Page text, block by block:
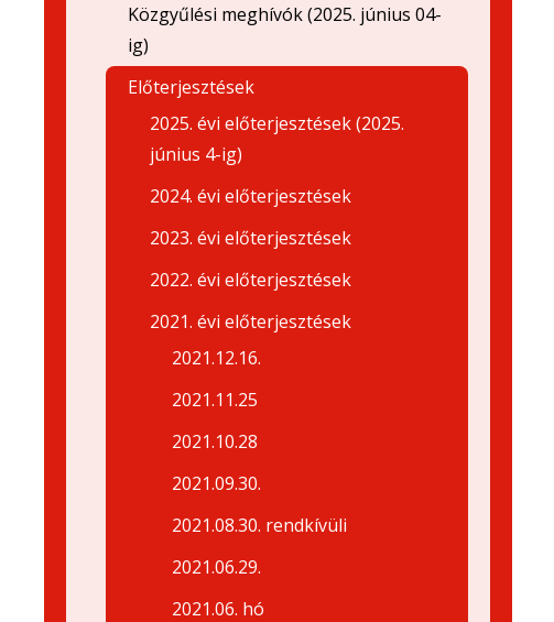
Közgyűlési meghívók (2025. június 04-
ig)
Előterjesztések
2025. évi előterjesztések (2025.
június 4-ig)
2024. évi előterjesztések
2023. évi előterjesztések
2022. évi előterjesztések
2021. évi előterjesztések
2021.12.16.
2021.11.25
2021.10.28
2021.09.30.
2021.08.30. rendkívüli
2021.06.29.
2021.06. hó